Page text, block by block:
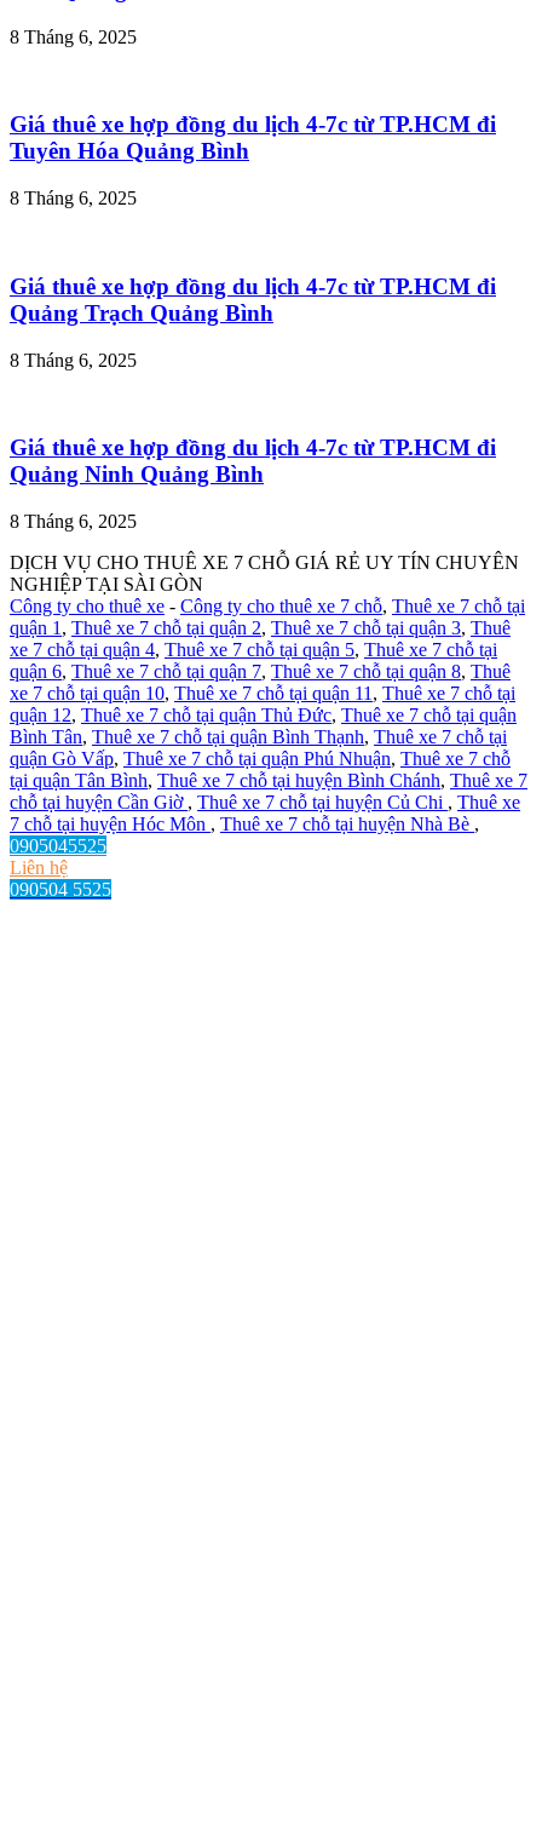
8 Tháng 6, 2025
Giá thuê xe hợp đồng du lịch 4-7c từ TP.HCM đi
Tuyên Hóa Quảng Bình
8 Tháng 6, 2025
Giá thuê xe hợp đồng du lịch 4-7c từ TP.HCM đi
Quảng Trạch Quảng Bình
8 Tháng 6, 2025
Giá thuê xe hợp đồng du lịch 4-7c từ TP.HCM đi
Quảng Ninh Quảng Bình
8 Tháng 6, 2025
DỊCH VỤ CHO THUÊ XE 7 CHỖ GIÁ RẺ UY TÍN CHUYÊN
NGHIỆP TẠI SÀI GÒN
Công ty cho thuê xe - Công ty cho thuê xe 7 chỗ, Thuê xe 7 chỗ tại
quận 1 , Thuê xe 7 chỗ tại quận 2, Thuê xe 7 chỗ tại quận 3, Thuê
xe 7 chỗ tại quận 4, Thuê xe 7 chỗ tại quận 5, Thuê xe 7 chỗ tại
quận 6, Thuê xe 7 chỗ tại quận 7, Thuê xe 7 chỗ tại quận 8, Thuê
xe 7 chỗ tại quận 10, Thuê xe 7 chỗ tại quận 11 , Thuê xe 7 chỗ tại
quận 12, Thuê xe 7 chỗ tại quận Thủ Đức, Thuê xe 7 chỗ tại quận
Bình Tân, Thuê xe 7 chỗ tại quận Bình Thạnh, Thuê xe 7 chỗ tại
quận Gò Vấp, Thuê xe 7 chỗ tại quận Phú Nhuận, Thuê xe 7 chỗ
tại quận Tân Bình, Thuê xe 7 chỗ tại huyện Bình Chánh, Thuê xe 7
chỗ tại huyện Cần Giờ , Thuê xe 7 chỗ tại huyện Củ Chi , Thuê xe
7 chỗ tại huyện Hóc Môn , Thuê xe 7 chỗ tại huyện Nhà Bè ,
0905045525
Liên hệ
090504 5525